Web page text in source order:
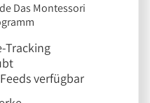
Das Montessori
Tracking
verfügbar